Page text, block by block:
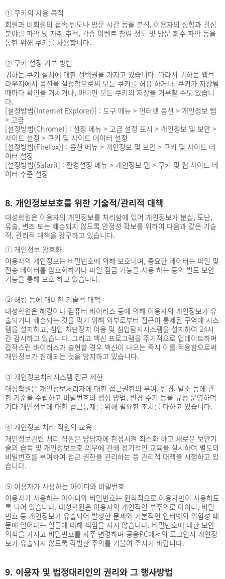
① 쿠키의 사용 목적
회원과 비회원의 접속 빈도나 방문 시간 등을 분석, 이용자의 성향과 관심
분야를 파악 및 자취 추적, 각종 이벤트 참여 정도 및 방문 회수 파악 등을
통한 위해 쿠키를 사용합니다.
② 쿠키 설정 거부 방법
귀하는 쿠키 설치에 대한 선택권을 가지고 있습니다. 따라서 귀하는 웹브
라우저에서 옵션을 설정함으로써 모든 쿠키를 허용 하거나, 쿠키가 저장될
때마다 확인을 거치거나, 아니면 모든 쿠키의 저장을 거부할 수도 있습니
다.
[설정방법(Internet Explorer)] : 도구 메뉴 > 인터넷 옵션 > 개인정보 탭
> 고급
[설정방법(Chrome)] : 설정 메뉴 > 고급 설정 표시 > 개인정보 및 보안 >
사이트 설정 > 쿠키 및 사이트 데이터 설정
[설정방법(Firefox)] : 옵션 메뉴 > 개인정보 및 보안 > 쿠키 및 사이트 데
이터 설정
[설정방법(Safari)] : 환경설정 메뉴 > 개인정보 탭 > 쿠키 및 웹 사이트 데
이터 수준 설정
8. 개인정보보호를 위한 기술적/관리적 대책
대성학원은 이용자의 개인정보를 처리함에 있어 개인정보가 분실, 도난,
유출, 변조 또는 훼손되지 않도록 안정성 확보를 위하여 다음과 같은 기술
적, 관리적 대책을 강구하고 있습니다.
① 개인정보 암호화
이용자의 개인정보는 비밀번호에 의해 보호되며, 중요한 데이터는 파일 및
전송 데이터를 암호화하거나 파일 잠금 기능을 사용 하는 등의 별도 보안
기능을 통해 보호 하고 있습니다.
② 해킹 등에 대비한 기술적 대책
대성학원은 해킹이나 컴퓨터 바이러스 등에 의해 이용자의 개인정보가 유
출되거나 훼손되는 것을 막기 위해 외부로부터 접근이 통제된 구역에 시스
템을 설치하고, 침입 차단장치 이용 및 침입탐지시스템을 설치하여 24시
간 감시하고 있습니다. 그리고 백신 프로그램을 주기적으로 업데이트하며
갑작스런 바이러스가 출현할 경우 백신이 나오는 즉시 이를 적용함으로써
개인정보가 침해되는 것을 방지하고 있습니다.
③ 개인정보처리시스템 접근 제한
대성학원은 개인정보처리자에 대한 접근권한의 부여, 변경, 말소 등에 관
한 기준을 수립하고 비밀번호의 생성 방법, 변경 주기 등을 규정 운영하며
기타 개인정보에 대한 접근통제를 위해 필요한 조치를 다하고 있습니다.
④ 개인정보 처리 직원의 교육
개인정보관련 처리 직원은 담당자에 한정시켜 최소화 하고 새로운 보안기
술의 습득 및 개인정보보호 의무에 관해 정기적인 교육을 실시하며 별도의
비밀번호를 부여하여 접근 권한을 관리하는 등 관리적 대책을 시행하고 있
습니다.
⑤ 이용자가 사용하는 아이디와 비밀번호
이용자가 사용하는 아이디와 비밀번호는 원칙적으로 이용자만이 사용하도
록 되어 있습니다. 대성학원은 이용자의 개인적인 부주의로 아이디, 비밀
번호 등 개인정보가 유출되어 발생한 문제와 기본적인 인터넷의 위험성 때
문에 일어나는 일들에 대해 책임을 지지 않습니다. 비밀번호에 대한 보안
의식을 가지고 비밀번호를 자주 변경하며 공용PC에서의 로그인시 개인정
보가 유출되지 않도록 각별한 주의를 기울여 주시기 바랍니다.
9. 이용자 및 법정대리인의 권리와 그 행사방법